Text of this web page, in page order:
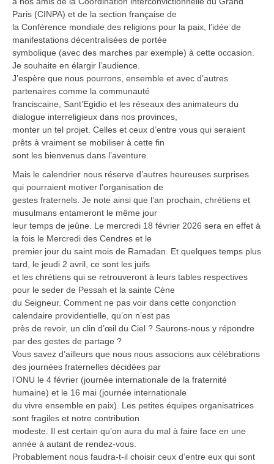
Paris (CINPA) et de la section française de
la Conférence mondiale des religions pour la paix, l’idée de
manifestations décentralisées de portée
symbolique (avec des marches par exemple) à cette occasion.
Je souhaite en élargir l’audience.
J’espère que nous pourrons, ensemble et avec d’autres
partenaires comme la communauté
franciscaine, Sant’Egidio et les réseaux des animateurs du
dialogue interreligieux dans nos provinces,
monter un tel projet. Celles et ceux d’entre vous qui seraient
prêts à vraiment se mobiliser à cette fin
sont les bienvenus dans l’aventure.
Mais le calendrier nous réserve d’autres heureuses surprises
qui pourraient motiver l’organisation de
gestes fraternels. Je note ainsi que l’an prochain, chrétiens et
musulmans entameront le même jour
leur temps de jeûne. Le mercredi 18 février 2026 sera en effet à
la fois le Mercredi des Cendres et le
premier jour du saint mois de Ramadan. Et quelques temps plus
tard, le jeudi 2 avril, ce sont les juifs
et les chrétiens qui se retrouveront à leurs tables respectives
pour le seder de Pessah et la sainte Cène
du Seigneur. Comment ne pas voir dans cette conjonction
calendaire providentielle, qu’on n’est pas
près de revoir, un clin d’œil du Ciel ? Saurons-nous y répondre
par des gestes de partage ?
Vous savez d’ailleurs que nous nous associons aux célébrations
des journées fraternelles décidées par
l’ONU le 4 février (journée internationale de la fraternité
humaine) et le 16 mai (journée internationale
du vivre ensemble en paix). Les petites équipes organisatrices
sont fragiles et notre contribution
modeste. Il est certain qu’on aura du mal à faire face en une
année à autant de rendez-vous.
Probablement nous faudra-t-il choisir ceux d’entre eux qui sont